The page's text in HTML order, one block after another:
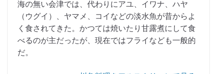
海の無い会津では、代わりにアユ、イワナ、ハヤ
（ウグイ）、ヤマメ、コイなどの淡水魚が昔からよ
く食されてきた。かつては焼いたり甘露煮にして食
べるのが主だったが、現在ではフライなども一般的
だ。